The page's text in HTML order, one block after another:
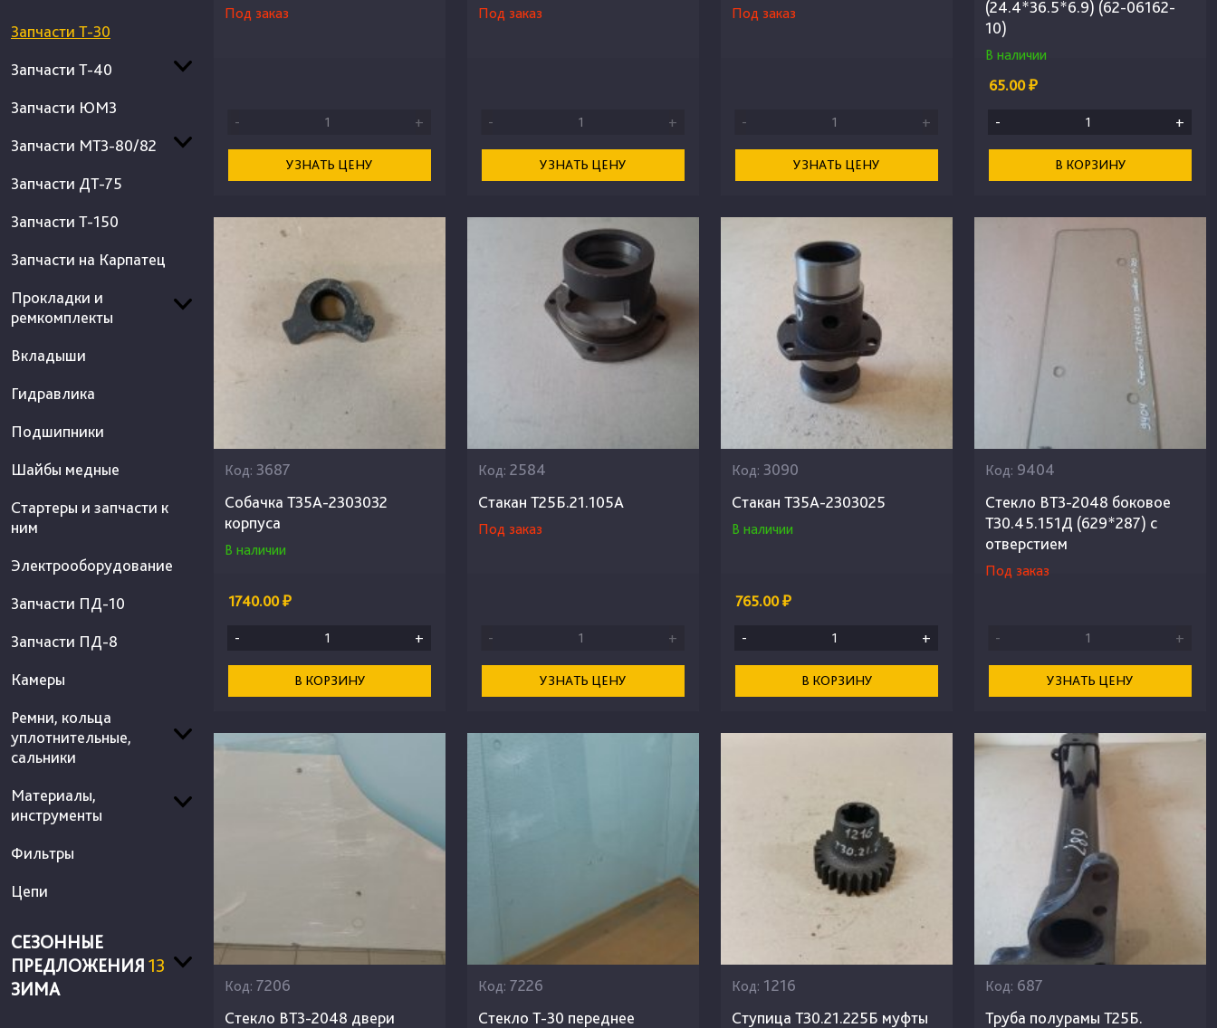
Запчасти Т-30
Запчасти Т-40
Запчасти ЮМЗ
Запчасти МТЗ-80/82
Запчасти ДТ-75
Запчасти Т-150
Запчасти на Карпатец
Прокладки и
ремкомплекты
Вкладыши
Гидравлика
Подшипники
Шайбы медные
Стартеры и запчасти к
ним
Электрооборудование
Запчасти ПД-10
Запчасти ПД-8
Камеры
Ремни, кольца
уплотнительные,
сальники
Материалы,
инструменты
Фильтры
Цепи
СЕЗОННЫЕ
ПРЕДЛОЖЕНИЯ
ЗИМА
13
Под заказ
- +
УЗНАТЬ ЦЕНУ
Под заказ
- +
УЗНАТЬ ЦЕНУ
Под заказ
- +
УЗНАТЬ ЦЕНУ
(24.4*36.5*6.9) (62-06162-
10)
В наличии
65.00 ₽
- +
В КОРЗИНУ
Код: 3687
Собачка Т35А-2303032
корпуса
В наличии
1740.00 ₽
- +
В КОРЗИНУ
Код: 2584
Стакан Т25Б.21.105А
Под заказ
- +
УЗНАТЬ ЦЕНУ
Код: 3090
Стакан Т35А-2303025
В наличии
765.00 ₽
- +
В КОРЗИНУ
Код: 9404
Стекло ВТЗ-2048 боковое
Т30.45.151Д (629*287) с
отверстием
Под заказ
- +
УЗНАТЬ ЦЕНУ
Код: 7206
Стекло ВТЗ-2048 двери
Код: 7226
Стекло Т-30 переднее
Код: 1216
Ступица Т30.21.225Б муфты
Код: 687
Труба полурамы Т25Б.